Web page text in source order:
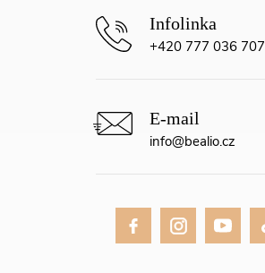
info@bealio.cz
+420 777 036 707